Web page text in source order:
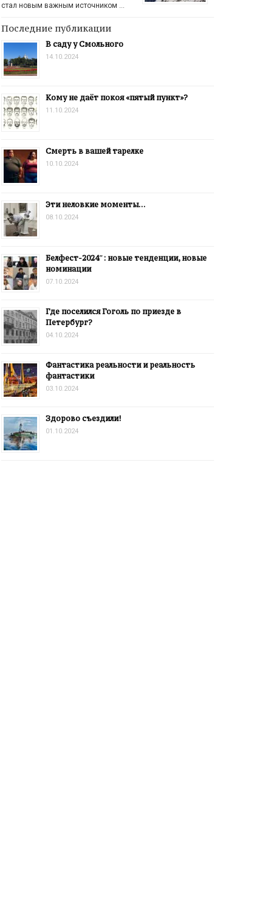
стал новым важным источником …
Последние публикации
В саду у Смольного
14.10.2024
Кому не даёт покоя «пятый пункт»?
11.10.2024
Смерть в вашей тарелке
10.10.2024
Эти неловкие моменты…
08.10.2024
Белфест-2024″: новые тенденции, новые
номинации
07.10.2024
Где поселился Гоголь по приезде в
Петербург?
04.10.2024
Фантастика реальности и реальность
фантастики
03.10.2024
Здорово съездили!
01.10.2024